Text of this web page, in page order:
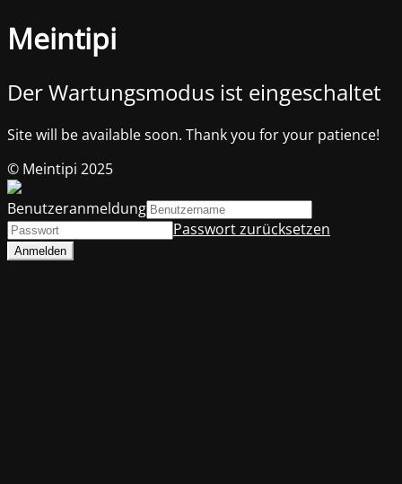
Meintipi
Der Wartungsmodus ist eingeschaltet
Site will be available soon. Thank you for your patience!
© Meintipi 2025
Benutzeranmeldung
Passwort zurücksetzen